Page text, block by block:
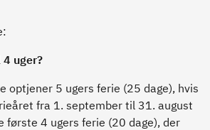
uger?
optjener 5 ugers ferie (25 dage), hvis
fra 1. september til 31. august
første 4 ugers ferie (20 dage), der